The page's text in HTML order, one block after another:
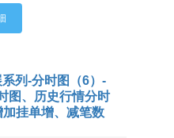
列-分时图（6）-
图、历史行情分时
挂单增、减笔数